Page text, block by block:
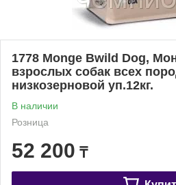
1778 Monge Bwild Dog,
взрослых собак всех
низкозерновой уп.12кг.
В наличии
Розница
52 200 ₸